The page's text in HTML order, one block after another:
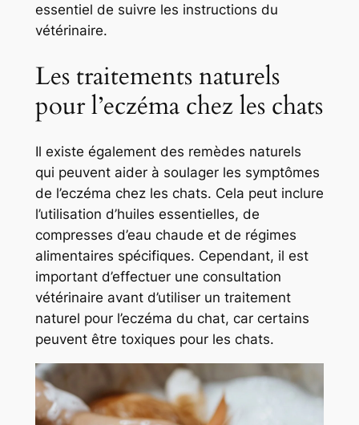
essentiel de suivre les instructions du
vétérinaire.
Les traitements naturels
pour l’eczéma chez les chats
Il existe également des remèdes naturels
qui peuvent aider à soulager les symptômes
de l’eczéma chez les chats. Cela peut inclure
l’utilisation d’huiles essentielles, de
compresses d’eau chaude et de régimes
alimentaires spécifiques. Cependant, il est
important d’effectuer une consultation
vétérinaire avant d’utiliser un traitement
naturel pour l’eczéma du chat, car certains
peuvent être toxiques pour les chats.